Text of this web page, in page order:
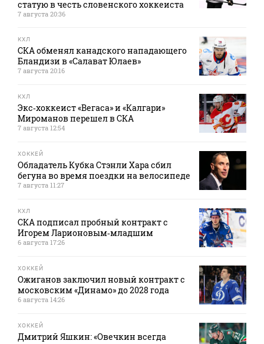
статую в честь словенского хоккеиста
7 августа 20:36
КХЛ
СКА обменял канадского нападающего
Бландизи в «Салават Юлаев»
7 августа 20:16
КХЛ
Экс‑хоккеист «Вегаса» и «Калгари»
Мироманов перешел в СКА
7 августа 12:54
ХОККЕЙ
Обладатель Кубка Стэнли Хара сбил
бегуна во время поездки на велосипеде
7 августа 11:27
КХЛ
СКА подписал пробный контракт с
Игорем Ларионовым‑младшим
6 августа 17:26
ХОККЕЙ
Ожиганов заключил новый контракт с
московским «Динамо» до 2028 года
6 августа 14:26
ХОККЕЙ
Дмитрий Яшкин: «Овечкин всегда